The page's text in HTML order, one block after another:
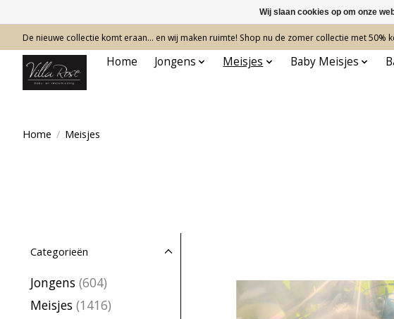
De nieuwe collectie komt eraan… en wij maken ruimte! Shop nu de zomer collectie met 50%
Home Jongens Meisjes Baby Meisjes
Home / Meisjes
Categorieën
Jongens (604)
Meisjes (1416)
Wij slaan cookies op om onze